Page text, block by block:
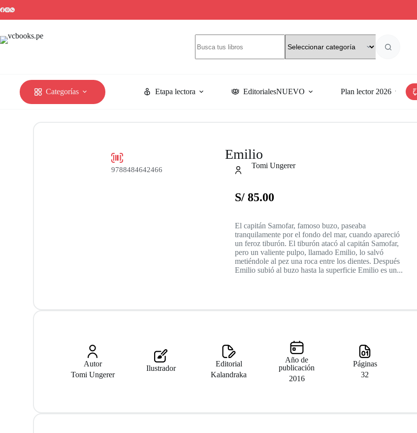
Categorías Etapa lectora EditorialesNUEVO Plan lector 2026
9788484642466
Emilio
Tomi Ungerer
S/85.00
El capitán Samofar, famoso buzo, paseaba
tranquilamente por el fondo del mar, cuando apareció
un feroz tiburón. El tiburón atacó al capitán Samofar,
pero un valiente pulpo, llamado Emilio, lo salvó
metiéndole al pez una roca entre los dientes. Después
Emilio subió al buzo hasta la superficie Emilio es un...
Autor
Tomi Ungerer
Ilustrador
Editorial
Kalandraka
Año de
publicación
2016
Páginas
32